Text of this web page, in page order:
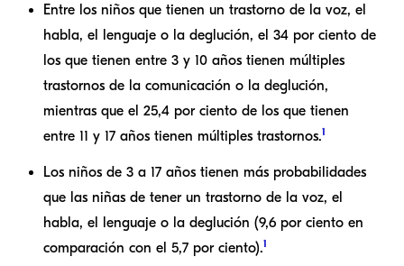
Entre los niños que tienen un trastorno de la voz, el
habla, el lenguaje o la deglución, el 34 por ciento de
los que tienen entre 3 y 10 años tienen múltiples
trastornos de la comunicación o la deglución,
mientras que el 25,4 por ciento de los que tienen
entre 11 y 17 años tienen múltiples trastornos.1
Los niños de 3 a 17 años tienen más probabilidades
que las niñas de tener un trastorno de la voz, el
habla, el lenguaje o la deglución (9,6 por ciento en
comparación con el 5,7 por ciento).1